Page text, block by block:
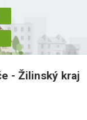
- Žilinský kraj